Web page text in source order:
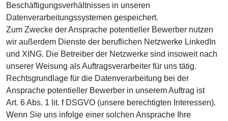
Beschäftigungsverhältnisses in unseren
Datenverarbeitungssystemen gespeichert.
Zum Zwecke der Ansprache potentieller Bewerber nutzen
wir außerdem Dienste der beruflichen Netzwerke LinkedIn
und XING. Die Betreiber der Netzwerke sind insoweit nach
unserer Weisung als Auftragsverarbeiter für uns tätig.
Rechtsgrundlage für die Datenverarbeitung bei der
Ansprache potentieller Bewerber in unserem Auftrag ist
Art. 6 Abs. 1 lit. f DSGVO (unsere berechtigten Interessen).
Wenn Sie uns infolge einer solchen Ansprache Ihre